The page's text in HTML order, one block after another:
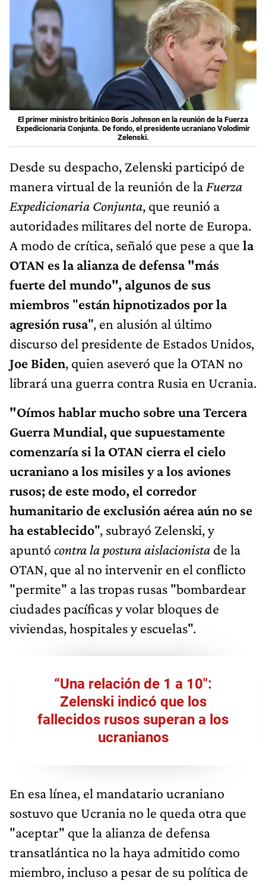
El primer ministro británico Boris Johnson en la reunión de la Fuerza
Expedicionaria Conjunta. De fondo, el presidente ucraniano Volodimir
Zelenski.
Desde su despacho, Zelenski participó de
manera virtual de la reunión de la Fuerza
Expedicionaria Conjunta, que reunió a
autoridades militares del norte de Europa.
A modo de crítica, señaló que pese a que la
OTAN es la alianza de defensa "más
fuerte del mundo", algunos de sus
miembros "están hipnotizados por la
agresión rusa", en alusión al último
discurso del presidente de Estados Unidos,
Joe Biden, quien aseveró que la OTAN no
librará una guerra contra Rusia en Ucrania.
"Oímos hablar mucho sobre una Tercera
Guerra Mundial, que supuestamente
comenzaría si la OTAN cierra el cielo
ucraniano a los misiles y a los aviones
rusos; de este modo, el corredor
humanitario de exclusión aérea aún no se
ha establecido", subrayó Zelenski, y
apuntó contra la postura aislacionista de la
OTAN, que al no intervenir en el conflicto
"permite" a las tropas rusas "bombardear
ciudades pacíficas y volar bloques de
viviendas, hospitales y escuelas".
“Una relación de 1 a 10":
Zelenski indicó que los
fallecidos rusos superan a los
ucranianos
En esa línea, el mandatario ucraniano
sostuvo que Ucrania no le queda otra que
"aceptar" que la alianza de defensa
transatlántica no la haya admitido como
miembro, incluso a pesar de su política de